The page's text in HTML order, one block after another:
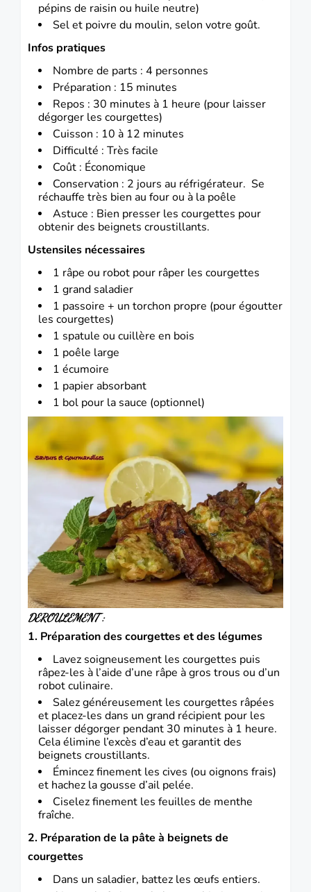
pépins de raisin ou huile neutre)
Sel et poivre du moulin, selon votre goût.
Infos pratiques
Nombre de parts : 4 personnes
Préparation : 15 minutes
Repos : 30 minutes à 1 heure (pour laisser
dégorger les courgettes)
Cuisson : 10 à 12 minutes
Difficulté : Très facile
Coût : Économique
Conservation : 2 jours au réfrigérateur. Se
réchauffe très bien au four ou à la poêle
Astuce : Bien presser les courgettes pour
obtenir des beignets croustillants.
Ustensiles nécessaires
1 râpe ou robot pour râper les courgettes
1 grand saladier
1 passoire + un torchon propre (pour égoutter
les courgettes)
1 spatule ou cuillère en bois
1 poêle large
1 écumoire
1 papier absorbant
1 bol pour la sauce (optionnel)
DEROULEMENT :
1. Préparation des courgettes et des légumes
Lavez soigneusement les courgettes puis
râpez-les à l’aide d’une râpe à gros trous ou d’un
robot culinaire.
Salez généreusement les courgettes râpées
et placez-les dans un grand récipient pour les
laisser dégorger pendant 30 minutes à 1 heure.
Cela élimine l’excès d’eau et garantit des
beignets croustillants.
Émincez finement les cives (ou oignons frais)
et hachez la gousse d’ail pelée.
Ciselez finement les feuilles de menthe
fraîche.
2. Préparation de la pâte à beignets de
courgettes
Dans un saladier, battez les œufs entiers.